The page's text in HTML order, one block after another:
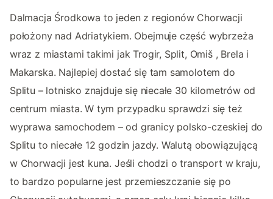
Dalmacja Środkowa to jeden z regionów Chorwacji
położony nad Adriatykiem. Obejmuje część wybrzeża
wraz z miastami takimi jak Trogir, Split, Omiš , Brela i
Makarska. Najlepiej dostać się tam samolotem do
Splitu – lotnisko znajduje się niecałe 30 kilometrów od
centrum miasta. W tym przypadku sprawdzi się też
wyprawa samochodem – od granicy polsko-czeskiej do
Splitu to niecałe 12 godzin jazdy. Walutą obowiązującą
w Chorwacji jest kuna. Jeśli chodzi o transport w kraju,
to bardzo popularne jest przemieszczanie się po